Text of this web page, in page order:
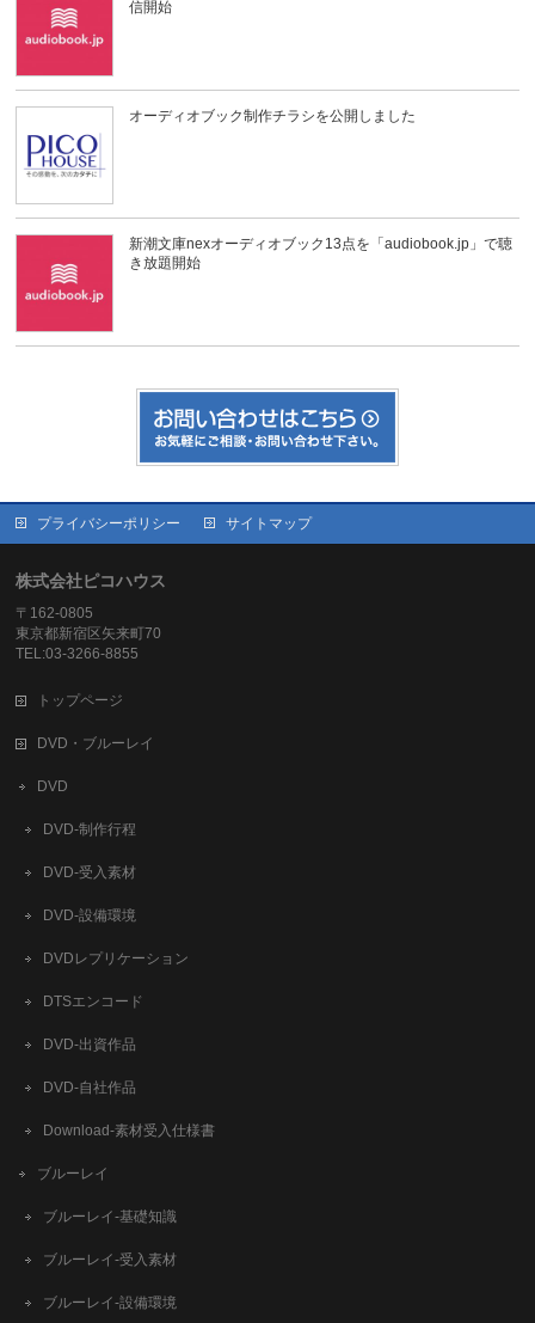
信開始
オーディオブック制作チラシを公開しました
新潮文庫nexオーディオブック13点を「audiobook.jp」で聴
き放題開始
プライバシーポリシー サイトマップ
株式会社ピコハウス
〒162-0805
東京都新宿区矢来町70
TEL:03-3266-8855
トップページ
DVD・ブルーレイ
DVD
DVD-制作行程
DVD-受入素材
DVD-設備環境
DVDレプリケーション
DTSエンコード
DVD-出資作品
DVD-自社作品
​Download-素材受入仕様書
ブルーレイ
ブルーレイ-基礎知識
ブルーレイ-受入素材
ブルーレイ-設備環境